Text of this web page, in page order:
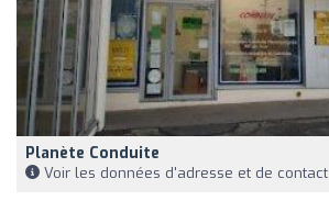
Planète Conduite
Voir les données d'adresse et de contact